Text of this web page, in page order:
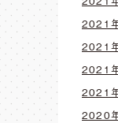
2021
2021
2021
2021
2020